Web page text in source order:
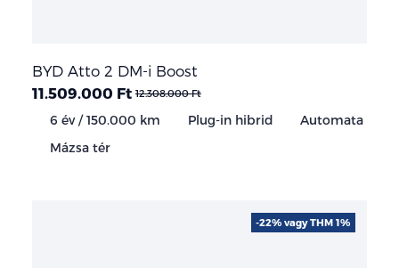
BYD Atto 2 DM-i Boost
11.509.000 Ft 12.308.000 Ft
6 év / 150.000 km Plug-in hibrid
Automata
Mázsa tér
-22% vagy THM 1%